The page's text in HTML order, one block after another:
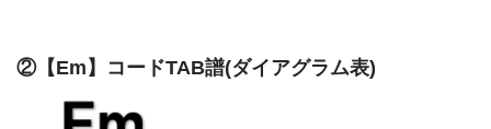
②【Em】コードTAB譜(ダイアグラム表)